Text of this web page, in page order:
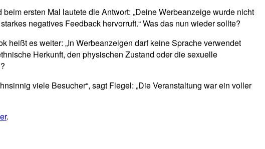
ersten Mal lautete die Antwort: „Deine Werbeanzeige wurde nicht
negatives Feedback hervorruft.“ Was das nun wieder sollte?
heißt es weiter: „In Werbeanzeigen darf keine Sprache verwendet
Herkunft, den physischen Zustand oder die sexuelle
viele Besucher“, sagt Flegel: „Die Veranstaltung war ein voller
.